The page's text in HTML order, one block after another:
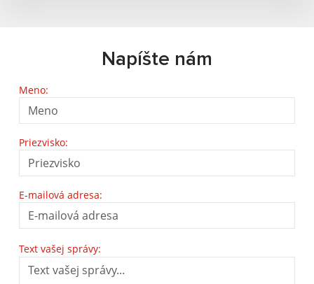
Napíšte nám
Meno:
Priezvisko:
E-mailová adresa:
Text vašej správy: